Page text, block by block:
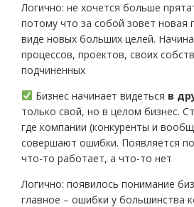
Логично: не хочется больше
потому что за собой зовет новая
виде новых больших целей.
процессов, проектов, своих
подчиненных
Бизнес начинает видеться в
только свой, но в целом бизнес.
где компании (конкуренты и
совершают ошибки. Появляется
что-то работает, а что-то нет
Логично: появилось понимание
главное – ошибки у большинства